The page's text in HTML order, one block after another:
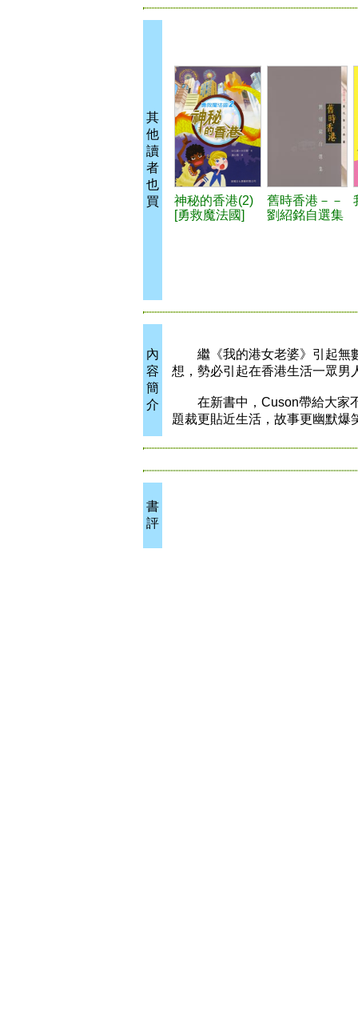
其
他
讀
者
也
買
神秘的香港(2)
[勇救魔法國]
舊時香港－－
劉紹銘自選集
內
容
簡
介
繼《我的港女老婆》引起無數
想，勢必引起在香港生活一眾男
在新書中，Cuson帶給大家不
題裁更貼近生活，故事更幽
書
評